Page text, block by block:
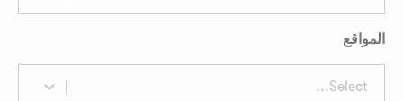
Select...